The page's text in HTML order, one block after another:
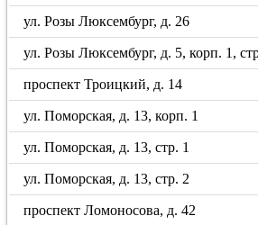
ул. Розы Люксембург, д. 26
ул. Розы Люксембург, д. 5, корп. 1,
проспект Троицкий, д. 14
ул. Поморская, д. 13, корп. 1
ул. Поморская, д. 13, стр. 1
ул. Поморская, д. 13, стр. 2
проспект Ломоносова, д. 42